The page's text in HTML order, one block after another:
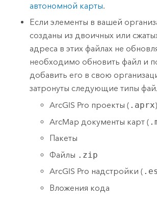
автономной карты.
Если элементы в вашей
созданы из двоичных или
адреса в этих файлах не
необходимо обновить файл и
добавить его в свою
затронуты следующие типы
ArcGIS Pro проекты ( .aprx)
ArcMap документы карт (
Пакеты
Файлы .zip
ArcGIS Pro надстройки (
Вложения кода